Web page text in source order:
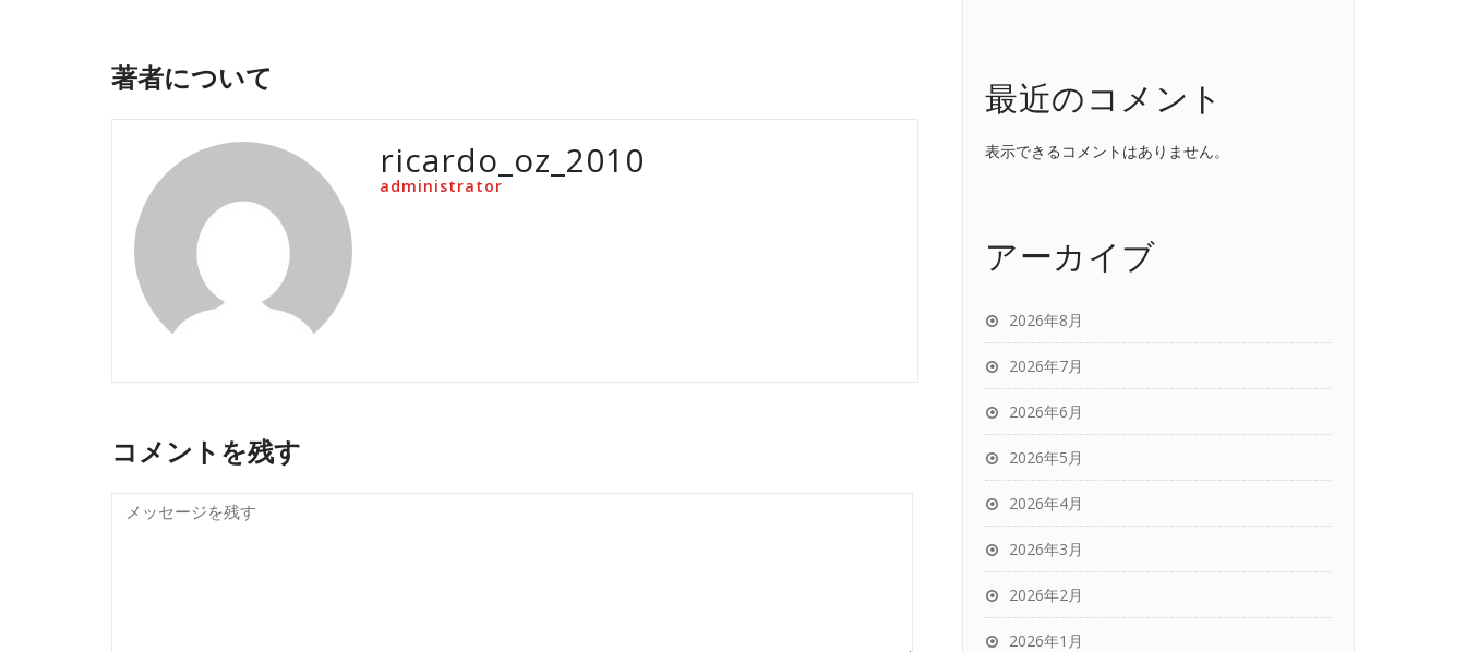
著者について
ricardo_oz_2010
administrator
コメントを残す
最近のコメント
表示できるコメントはありません。
アーカイブ
2026年8月
2026年7月
2026年6月
2026年5月
2026年4月
2026年3月
2026年2月
2026年1月